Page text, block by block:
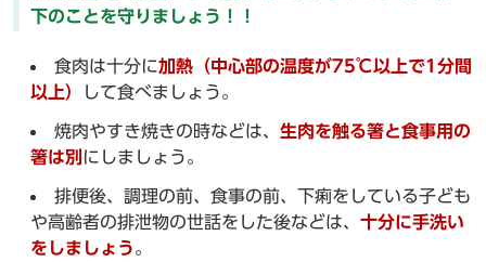
下のことを守りましょう！！
食肉は十分に加熱（中心部の温度が75℃以上で1分間
以上）
して食べましょう。
焼肉やすき焼きの時などは、 生肉を触る箸と食事用の
箸は別 にしましょう。
排便後、調理の前、食事の前、下痢をしている子ども
や高齢者の排泄物の世話をした後などは、 十分に手洗い
をしましょう。